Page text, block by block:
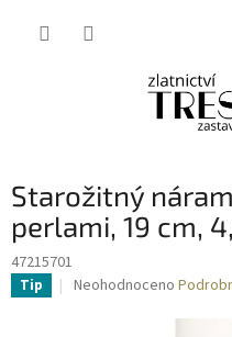
Starožitný
perlami, 19 cm,
47215701
Tip
Průměrné
Neohodnoceno